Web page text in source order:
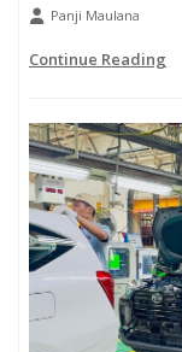
Panji Maulana
Continue Reading